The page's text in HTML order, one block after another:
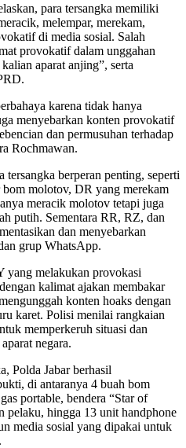
para tersangka memiliki
melempar, merekam,
di media sosial. Salah
provokatif dalam unggahan
aparat anjing”, serta
karena tidak hanya
menyebarkan konten provokatif
dan permusuhan terhadap
Rochmawan.
berperan penting, seperti
molotov, DR yang merekam
meracik molotov tetapi juga
putih. Sementara RR, RZ, dan
dan menyebarkan
grup WhatsApp.
yang melakukan provokasi
kalimat ajakan membakar
konten hoaks dengan
karet. Polisi menilai rangkaian
memperkeruh situasi dan
negara.
Polda Jabar berhasil
di antaranya 4 buah bom
portable, bendera “Star of
pelaku, hingga 13 unit handphone
media sosial yang dipakai untuk